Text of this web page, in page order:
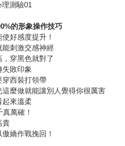
測驗01
的形象操作技巧
好感度提升！
刺激交感神經
穿黑色就對了
敗印象
西裝打領帶
麼做就能讓別人覺得你很厲害
來溫柔
萬確！
貴
嬌作戰挽回！